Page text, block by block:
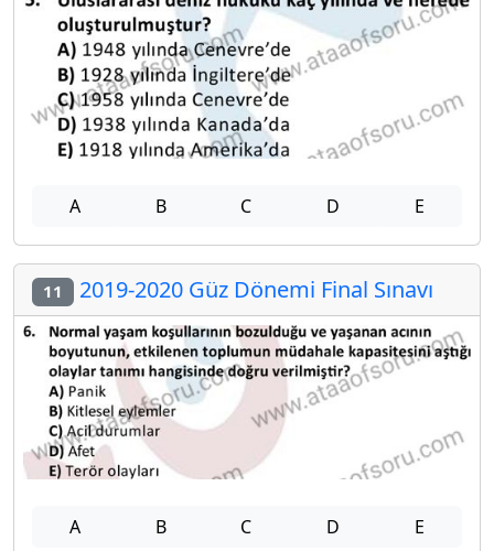
A B C D E
11 2019-2020 Güz Dönemi Final Sınavı
A B C D E